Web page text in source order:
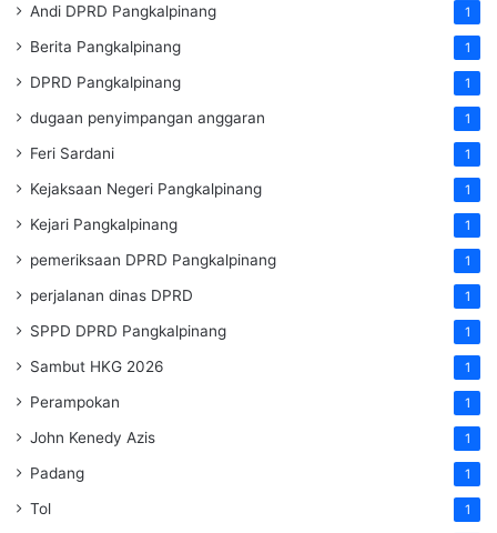
Andi DPRD Pangkalpinang 1
Berita Pangkalpinang 1
DPRD Pangkalpinang 1
dugaan penyimpangan anggaran 1
Feri Sardani 1
Kejaksaan Negeri Pangkalpinang 1
Kejari Pangkalpinang 1
pemeriksaan DPRD Pangkalpinang 1
perjalanan dinas DPRD 1
SPPD DPRD Pangkalpinang 1
Sambut HKG 2026 1
Perampokan 1
John Kenedy Azis 1
Padang 1
Tol 1